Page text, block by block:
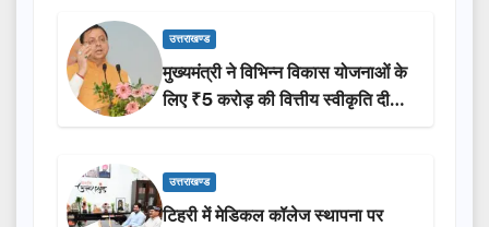
उत्तराखण्ड
मुख्यमंत्री ने विभिन्न विकास योजनाओं के
लिए ₹5 करोड़ की वित्तीय स्वीकृति दी…
उत्तराखण्ड
टिहरी में मेडिकल कॉलेज स्थापना पर